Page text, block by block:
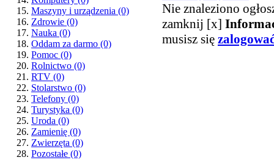
Maszyny i urządzenia (0)
Zdrowie (0)
Nauka (0)
Oddam za darmo (0)
Pomoc (0)
Rolnictwo (0)
RTV (0)
Stolarstwo (0)
Telefony (0)
Turystyka (0)
Uroda (0)
Zamienię (0)
Zwierzęta (0)
Pozostałe (0)
Nie znaleziono
zamknij [x]
musisz się